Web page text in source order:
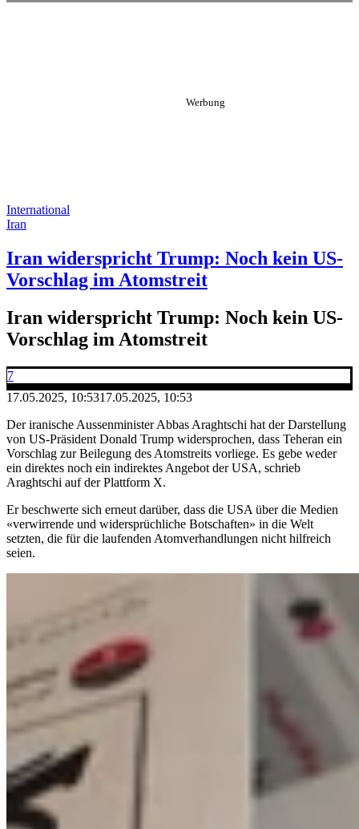
International
Iran
Iran widerspricht Trump: Noch kein US-
Vorschlag im Atomstreit
Iran widerspricht Trump: Noch kein US-
Vorschlag im Atomstreit
7
17.05.2025, 10:5317.05.2025, 10:53
Der iranische Aussenminister Abbas Araghtschi hat der Darstellung
von US-Präsident Donald Trump widersprochen, dass Teheran ein
Vorschlag zur Beilegung des Atomstreits vorliege. Es gebe weder
ein direktes noch ein indirektes Angebot der USA, schrieb
Araghtschi auf der Plattform X.
Er beschwerte sich erneut darüber, dass die USA über die Medien
«verwirrende und widersprüchliche Botschaften» in die Welt
setzten, die für die laufenden Atomverhandlungen nicht hilfreich
seien.